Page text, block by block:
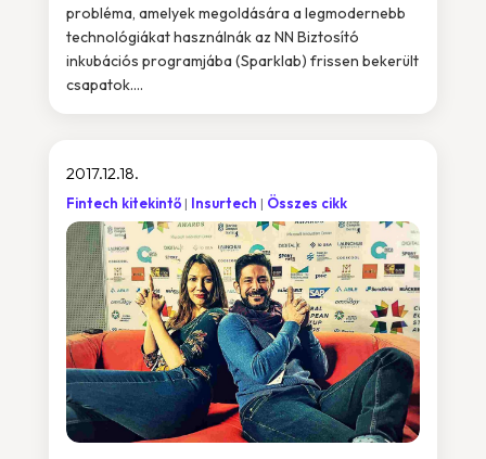
probléma, amelyek megoldására a legmodernebb
technológiákat használnák az NN Biztosító
inkubációs programjába (Sparklab) frissen bekerült
csapatok....
2017.12.18.
Fintech kitekintő Insurtech Összes cikk